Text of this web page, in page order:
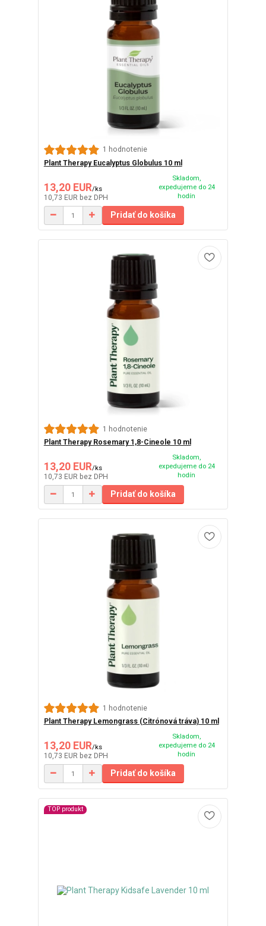
1 hodnotenie
Plant Therapy Eucalyptus Globulus 10 ml
13,20 EUR/ks
10,73 EUR bez DPH
Skladom,
expedujeme do 24
hodín
Pridať do košíka
1 hodnotenie
Plant Therapy Rosemary 1,8-Cineole 10 ml
13,20 EUR/ks
10,73 EUR bez DPH
Skladom,
expedujeme do 24
hodín
Pridať do košíka
1 hodnotenie
Plant Therapy Lemongrass (Citrónová tráva) 10 ml
13,20 EUR/ks
10,73 EUR bez DPH
Skladom,
expedujeme do 24
hodín
Pridať do košíka
TOP produkt